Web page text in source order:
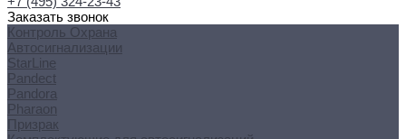
Заказать звонок
Контроль Охрана
Автосигнализации
StarLine
Pandect
Pandora
Pharaon
Призрак